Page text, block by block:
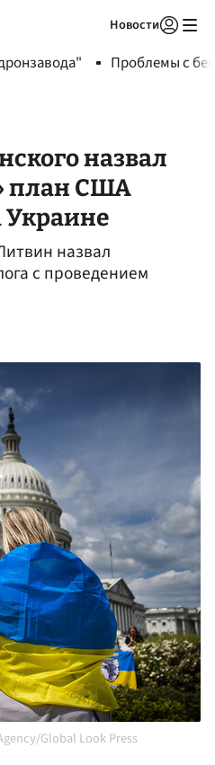
Новости
Проблемы с
назвал
план США
Украине
назвал
с проведением
Global Look Press